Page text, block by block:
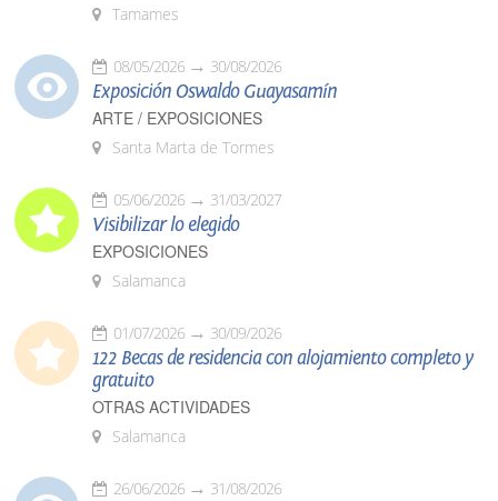
Tamames
08/05/2026 30/08/2026
Exposición Oswaldo Guayasamín
ARTE / EXPOSICIONES
Santa Marta de Tormes
05/06/2026 31/03/2027
Visibilizar lo elegido
EXPOSICIONES
Salamanca
01/07/2026 30/09/2026
122 Becas de residencia con alojamiento completo y
gratuito
OTRAS ACTIVIDADES
Salamanca
26/06/2026 31/08/2026